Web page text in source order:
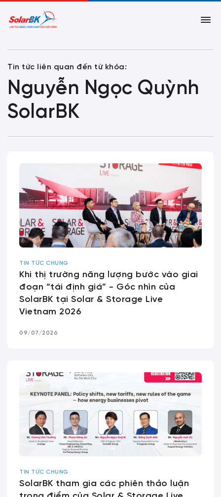
Tin tức liên quan đến từ khóa:
Nguyễn Ngọc Quỳnh
SolarBK
TIN TỨC CHUNG
Khi thị trường năng lượng bước vào giai
đoạn “tái định giá” - Góc nhìn của
SolarBK tại Solar & Storage Live
Vietnam 2026
09/07/2026
TIN TỨC CHUNG
SolarBK tham gia các phiên thảo luận